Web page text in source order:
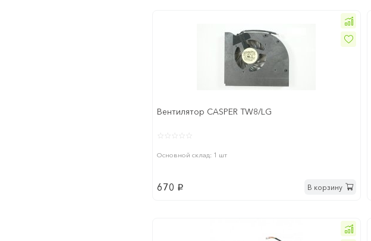
Вентилятор CASPER TW8/LG
Основной склад: 1 шт
670 p В корзину